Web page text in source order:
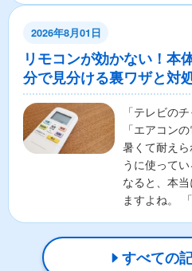
2026年8月01日
リモコンが効かない！本
分で見分ける裏ワザと対
「テレビの
「エアコン
暑くて耐え
うに使って
なると、本
ますよね。
すべての